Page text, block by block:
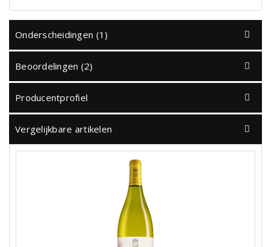
Onderscheidingen (1)
Beoordelingen (2)
Producentprofiel
Vergelijkbare artikelen